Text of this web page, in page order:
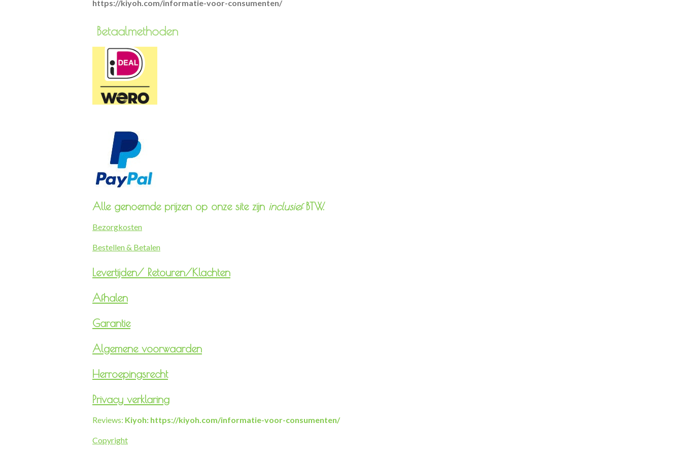
https://kiyoh.com/informatie-voor-consumenten/
Betaalmethoden
Alle genoemde prijzen op onze site zijn inclusiefBTW.
Bezorgkosten
Bestellen & Betalen
Levertijden/ Retouren/Klachten
Afhalen
Garantie
Algemene voorwaarden
Herroepingsrecht
Privacy verklaring
Reviews: Kiyoh: https://kiyoh.com/informatie-voor-consumenten/
Copyright